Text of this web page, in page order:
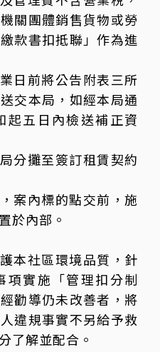
關團體銷售貨物或勞
款書扣抵聯」作為進
日前將公告附表三所
交本局，如經本局通
起五日內檢送補正資
分攤至簽訂租賃契約
案內標的點交前，施
於內部。
本社區環境品質，針
項實施「管理扣分制
勸導仍未改善者，將
違規事實不另給予救
了解並配合。